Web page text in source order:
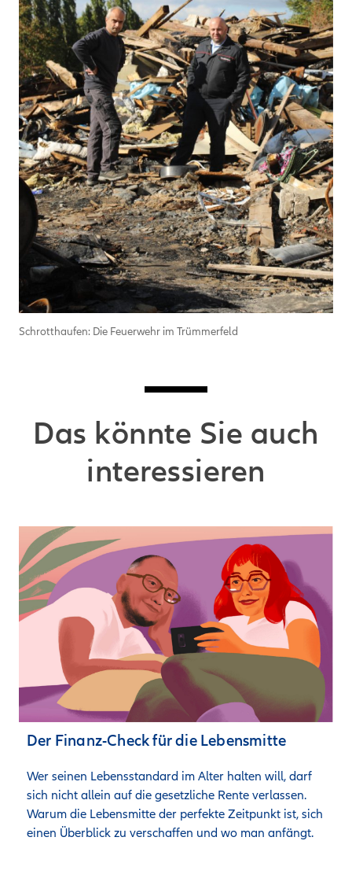
Schrotthaufen: Die Feuerwehr im Trümmerfeld
Das könnte Sie auch
interessieren
Der Finanz-Check für die Lebensmitte
Wer seinen Lebensstandard im Alter halten will, darf
sich nicht allein auf die gesetzliche Rente verlassen.
Warum die Lebensmitte der perfekte Zeitpunkt ist, sich
einen Überblick zu verschaffen und wo man anfängt.